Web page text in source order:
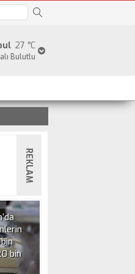
27 °C
Bulutlu
REKLAM
bin